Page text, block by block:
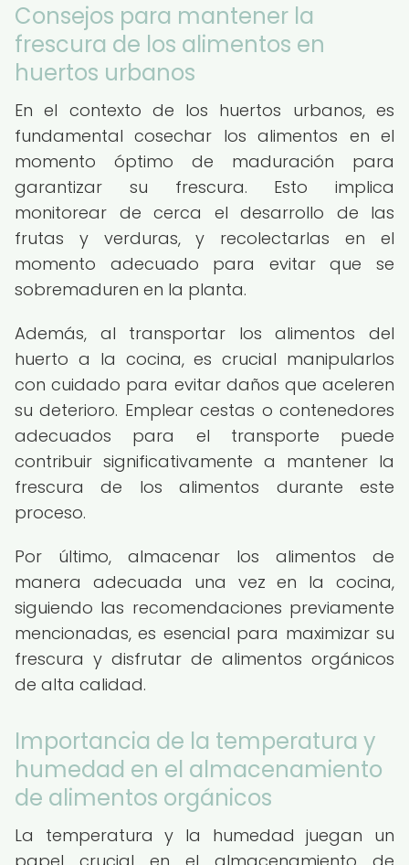
Consejos para mantener la
frescura de los alimentos en
huertos urbanos
En el contexto de los huertos urbanos, es
fundamental cosechar los alimentos en el
momento óptimo de maduración para
garantizar su frescura. Esto implica
monitorear de cerca el desarrollo de las
frutas y verduras, y recolectarlas en el
momento adecuado para evitar que se
sobremaduren en la planta.
Además, al transportar los alimentos del
huerto a la cocina, es crucial manipularlos
con cuidado para evitar daños que aceleren
su deterioro. Emplear cestas o contenedores
adecuados para el transporte puede
contribuir significativamente a mantener la
frescura de los alimentos durante este
proceso.
Por último, almacenar los alimentos de
manera adecuada una vez en la cocina,
siguiendo las recomendaciones previamente
mencionadas, es esencial para maximizar su
frescura y disfrutar de alimentos orgánicos
de alta calidad.
Importancia de la temperatura y
humedad en el almacenamiento
de alimentos orgánicos
La temperatura y la humedad juegan un